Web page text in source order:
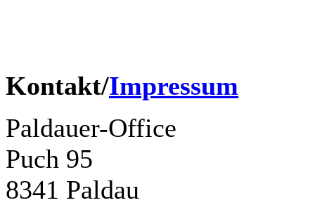
Kontakt/Impressum
Paldauer-Office
Puch 95
8341 Paldau